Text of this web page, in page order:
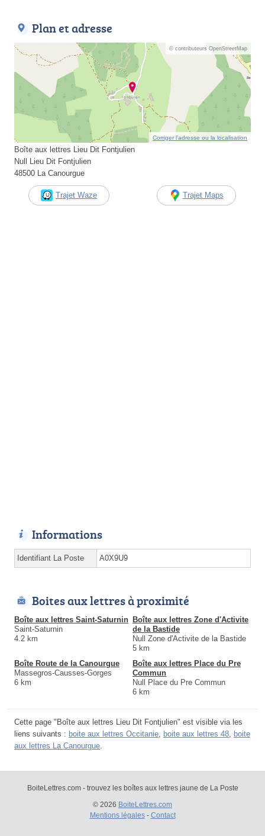
Plan et adresse
© contributeurs OpenStreetMap
Corriger l’adresse ou la localisation
Boîte aux lettres Lieu Dit Fontjulien
Null Lieu Dit Fontjulien
48500 La Canourgue
Trajet Waze Trajet Maps
Informations
Identifiant La Poste A0X9U9
Boites aux lettres à proximité
Boîte aux lettres Saint-Saturnin
Saint-Saturnin
4.2 km
Boîte aux lettres Zone d'Activite
de la Bastide
Null Zone d'Activite de la Bastide
5 km
Boîte Route de la Canourgue
Massegros-Causses-Gorges
6 km
Boîte aux lettres Place du Pre
Commun
Null Place du Pre Commun
6 km
Cette page "Boîte aux lettres Lieu Dit Fontjulien" est visible via les
liens suivants : boite aux lettres Occitanie boite aux lettres 48 boite
aux lettres La Canourgue
BoiteLettres.com - trouvez les boîtes aux lettres jaune de La Poste
© 2026 BoiteLettres.com
Mentions légales- Contact